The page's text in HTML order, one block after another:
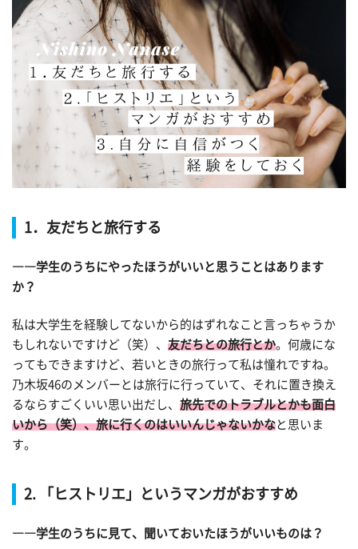
1．友だちと旅行する
――学生のうちにやったほうがいいと思うことはあります
か？
私は大学生を経験してないから的はずれなこと言っちゃうか
もしれないですけど（笑）、 友だちとの旅行とか。何歳にな
ってもできますけど、若いときの旅行って私は憧れですね。
乃木坂46のメンバーとは旅行に行っていて、それに置き換え
るならすごくいい思い出だし、 旅先でのトラブルとかも面白
いから（笑）、旅に行くのはいいんじゃないかなと思いま
す。
2. 「ヒストリエ」というマンガがおすすめ
――学生のうちに見て、聞いておいたほうがいいものは？